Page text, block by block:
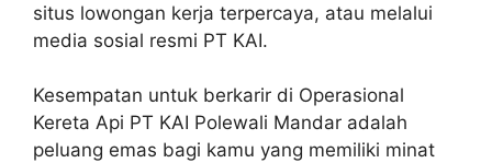
situs lowongan kerja terpercaya, atau melalui
media sosial resmi PT KAI.
Kesempatan untuk berkarir di Operasional
Kereta Api PT KAI Polewali Mandar adalah
peluang emas bagi kamu yang memiliki minat